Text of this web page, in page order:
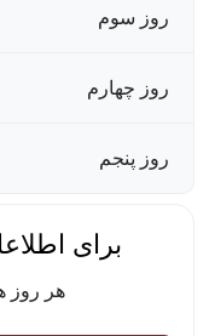
روز سوم
روز چهارم
روز پنجم
برای
هر روز هفته از